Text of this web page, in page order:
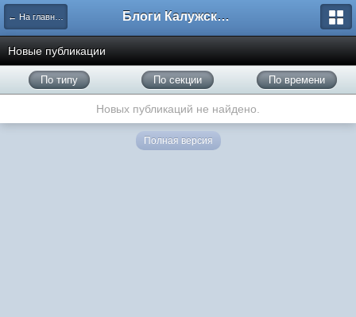
← На главную Блоги Калужского перекрестка
Новые публикации
По типу По секции По времени
Новых публикаций не найдено.
Полная версия